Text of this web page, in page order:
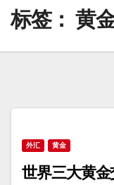
标签： 黄
外汇 黄金
世界三大黄